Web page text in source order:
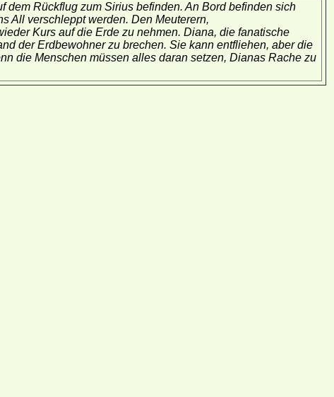
dem Rückflug zum Sirius befinden. An Bord befinden sich
All verschleppt werden. Den Meuterern,
Kurs auf die Erde zu nehmen. Diana, die fanatische
der Erdbewohner zu brechen. Sie kann entfliehen, aber die
die Menschen müssen alles daran setzen, Dianas Rache zu